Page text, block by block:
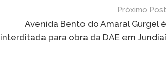
Próximo Post
Avenida Bento do Amaral Gurgel é
interditada para obra da DAE em Jundiaí